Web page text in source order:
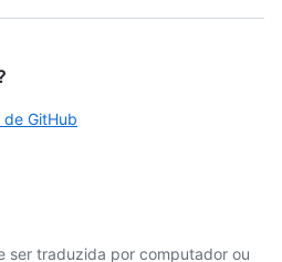
GitHub
ser traduzida por computador ou